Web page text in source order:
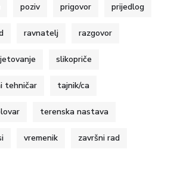
poziv prigovor prijedlog
ravnatelj razgovor
slikopriče
tehničar tajnik/ca
terenska nastava
vremenik završni rad